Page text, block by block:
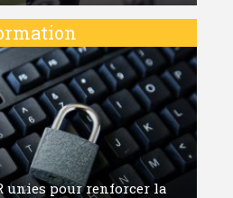
unies pour renforcer la